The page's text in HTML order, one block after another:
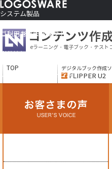
システム製品
コンテンツ作成ソフト
ソリューションサービス
ご利用者さま向け
eラーニング・電子ブック・テスト
TOP デジタルブック作成
FLIPPER U2